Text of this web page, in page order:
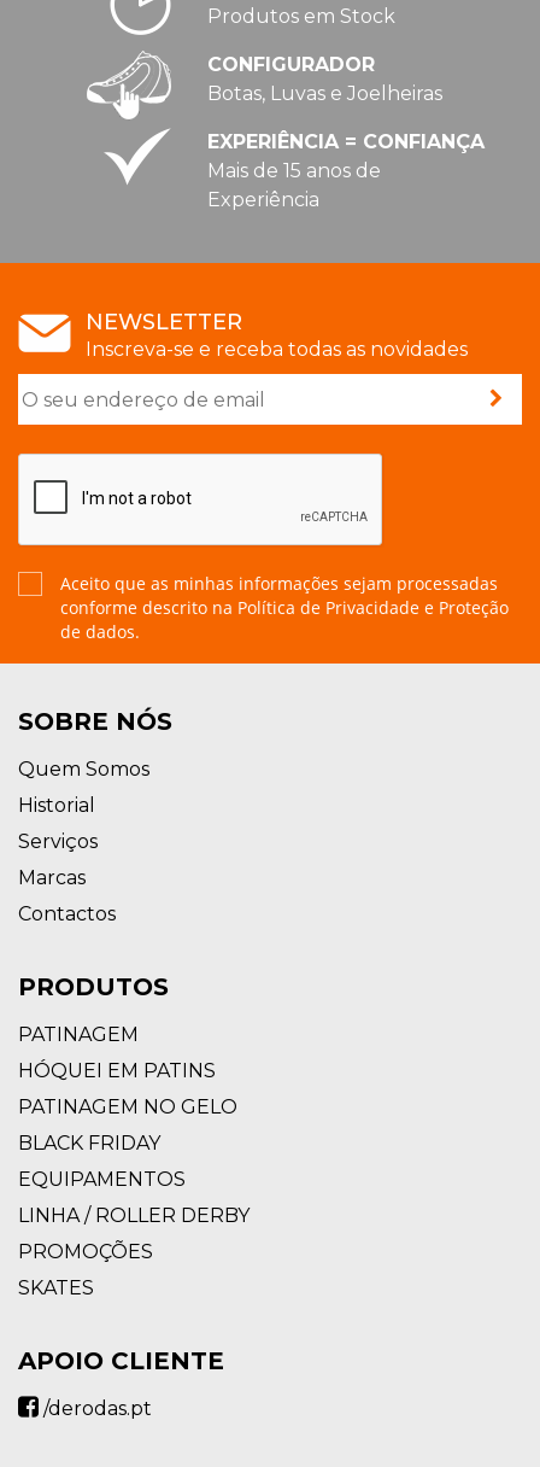
Produtos em Stock
CONFIGURADOR
Botas, Luvas e Joelheiras
EXPERIÊNCIA = CONFIANÇA
Mais de 15 anos de
Experiência
NEWSLETTER
Inscreva-se e receba todas as novidades
Aceito que as minhas informações sejam processadas
conforme descrito na Política de Privacidade e Proteção
de dados.
SOBRE NÓS
Quem Somos
Historial
Serviços
Marcas
Contactos
PRODUTOS
PATINAGEM
HÓQUEI EM PATINS
PATINAGEM NO GELO
BLACK FRIDAY
EQUIPAMENTOS
LINHA / ROLLER DERBY
PROMOÇÕES
SKATES
APOIO CLIENTE
/derodas.pt